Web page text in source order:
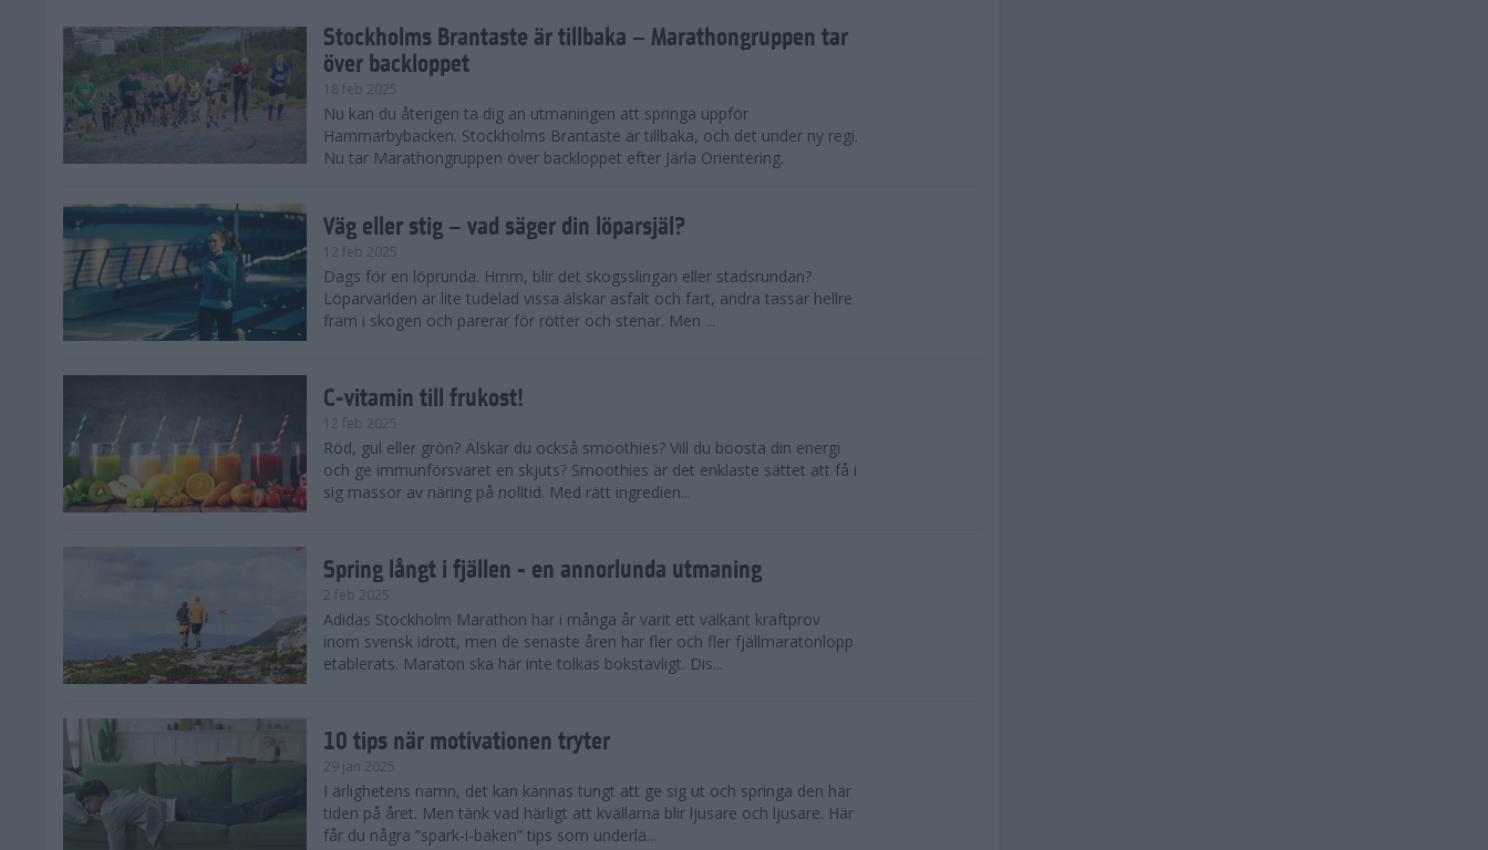
Stockholms Brantaste är tillbaka – Marathongruppen tar
över backloppet
18 feb 2025
Nu kan du återigen ta dig an utmaningen att springa uppför
Hammarbybacken. Stockholms Brantaste är tillbaka, och det under ny regi.
Nu tar Marathongruppen över backloppet efter Järla Orientering.
Väg eller stig – vad säger din löparsjäl?
12 feb 2025
Dags för en löprunda. Hmm, blir det skogsslingan eller stadsrundan?
Löparvärlden är lite tudelad vissa älskar asfalt och fart, andra tassar hellre
fram i skogen och parerar för rötter och stenar. Men ...
C-vitamin till frukost!
12 feb 2025
Röd, gul eller grön? Älskar du också smoothies? Vill du boosta din energi
och ge immunförsvaret en skjuts? Smoothies är det enklaste sättet att få i
sig massor av näring på nolltid. Med rätt ingredien...
Spring långt i fjällen - en annorlunda utmaning
2 feb 2025
Adidas Stockholm Marathon har i många år varit ett välkänt kraftprov
inom svensk idrott, men de senaste åren har fler och fler fjällmaratonlopp
etablerats. Maraton ska här inte tolkas bokstavligt. Dis...
10 tips när motivationen tryter
29 jan 2025
I ärlighetens namn, det kan kännas tungt att ge sig ut och springa den här
tiden på året. Men tänk vad härligt att kvällarna blir ljusare och ljusare. Här
får du några ”spark-i-baken” tips som underlä...